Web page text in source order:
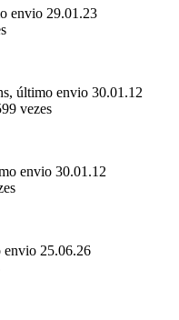
envio 29.01.23
último envio 30.01.12
vezes
envio 30.01.12
envio 25.06.26